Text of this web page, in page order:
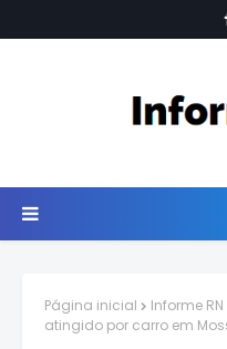
Página inicial Informe RN
atingido por carro em